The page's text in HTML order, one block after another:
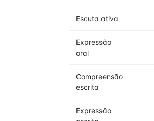
Escuta ativa
Expressão
oral
Compreensão
escrita
Expressão